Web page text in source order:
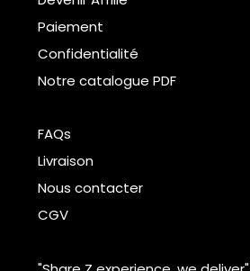
Paiement
Confidentialité
Notre catalogue PDF
FAQs
Livraison
Nous contacter
CGV